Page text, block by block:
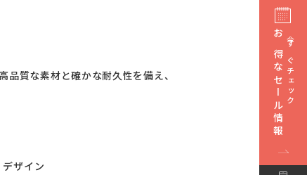
質な素材と確かな耐久性を備え、
ザイン
今すぐチェック
お得なセール情報